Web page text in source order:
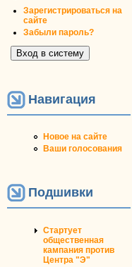
Зарегистрироваться на
сайте
Забыли пароль?
Навигация
Новое на сайте
Ваши голосования
Подшивки
Стартует
общественная
кампания против
Центра "Э"